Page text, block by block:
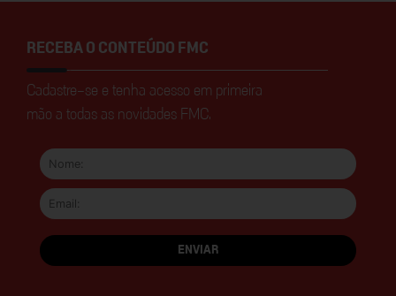
RECEBA O CONTEÚDO FMC
Cadastre-se e tenha acesso em primeira
mão a todas as novidades FMC.